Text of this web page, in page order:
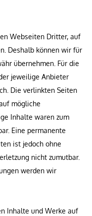
Webseiten Dritter, auf
Deshalb können wir für
übernehmen. Für die
jeweilige Anbieter
Die verlinkten Seiten
mögliche
Inhalte waren zum
Eine permanente
ist jedoch ohne
nicht zumutbar.
werden wir
Inhalte und Werke auf